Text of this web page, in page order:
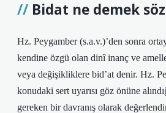
Bidat ne demek
Hz. Peygamber (s.a.v.)’den sonra
kendine özgü olan dinî inanç ve
veya değişikliklere bid’at denir. Hz.
konudaki sert uyarısı göz önüne
gereken bir davranış olarak